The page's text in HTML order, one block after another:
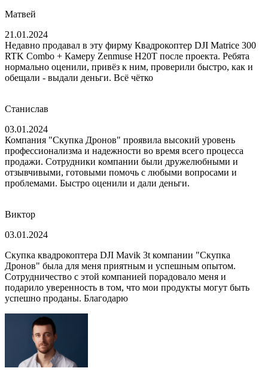
Матвей
21.01.2024
Недавно продавал в эту фирму Квадрокоптер DJI Matrice 300
RTK Combo + Камеру Zenmuse H20T после проекта. Ребята
нормально оценили, привёз к ним, проверили быстро, как и
обещали - выдали деньги. Всё чётко
Станислав
03.01.2024
Компания "Скупка Дронов" проявила высокий уровень
профессионализма и надежности во время всего процесса
продажи. Сотрудники компании были дружелюбными и
отзывчивыми, готовыми помочь с любыми вопросами и
проблемами. Быстро оценили и дали деньги.
Виктор
03.01.2024
Скупка квадрокоптера DJI Mavik 3t компании "Скупка
Дронов" была для меня приятным и успешным опытом.
Сотрудничество с этой компанией порадовало меня и
подарило уверенность в том, что мои продукты могут быть
успешно проданы. Благодарю